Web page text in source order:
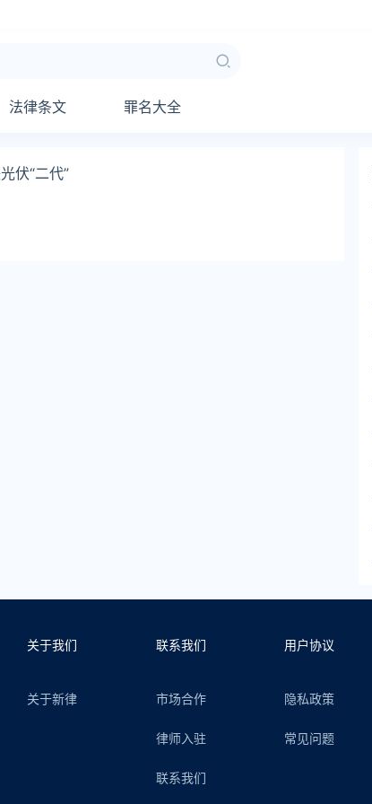
法律条文 罪名大全
伏“二代”
关于我们
关于新律
联系我们
市场合作
律师入驻
联系我们
用户协议
隐私政策
常见问题